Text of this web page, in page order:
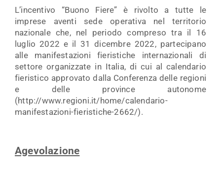
L’incentivo “Buono Fiere” è rivolto a tutte le
imprese aventi sede operativa nel territorio
nazionale che, nel periodo compreso tra il 16
luglio 2022 e il 31 dicembre 2022, partecipano
alle manifestazioni fieristiche internazionali di
settore organizzate in Italia, di cui al calendario
fieristico approvato dalla Conferenza delle regioni
e delle province autonome
(http://www.regioni.it/home/calendario-
manifestazioni-fieristiche-2662/).
Agevolazione